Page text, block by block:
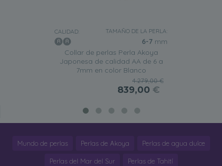
CALIDAD: TAMAÑO DE LA PERLA:
6-7 mm
Collar de perlas Perla Akoya
Japonesa de calidad AA de 6 a
7mm en color Blanco
4.279,00 €
839,00 €
Mundo de perlas Perlas de Akoya Perlas de agua dulce
Perlas del Mar del Sur Perlas de Tahití